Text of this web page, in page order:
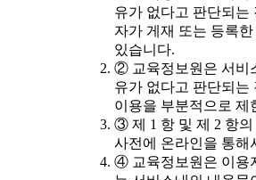
유가 없다고 판단되는
자가 게재 또는 등록
있습니다.
② 교육정보원은 서비
유가 없다고 판단되는
이용을 부분적으로 제
③ 제 1 항 및 제 2 항
사전에 온라인을 통해
④ 교육정보원은 이용